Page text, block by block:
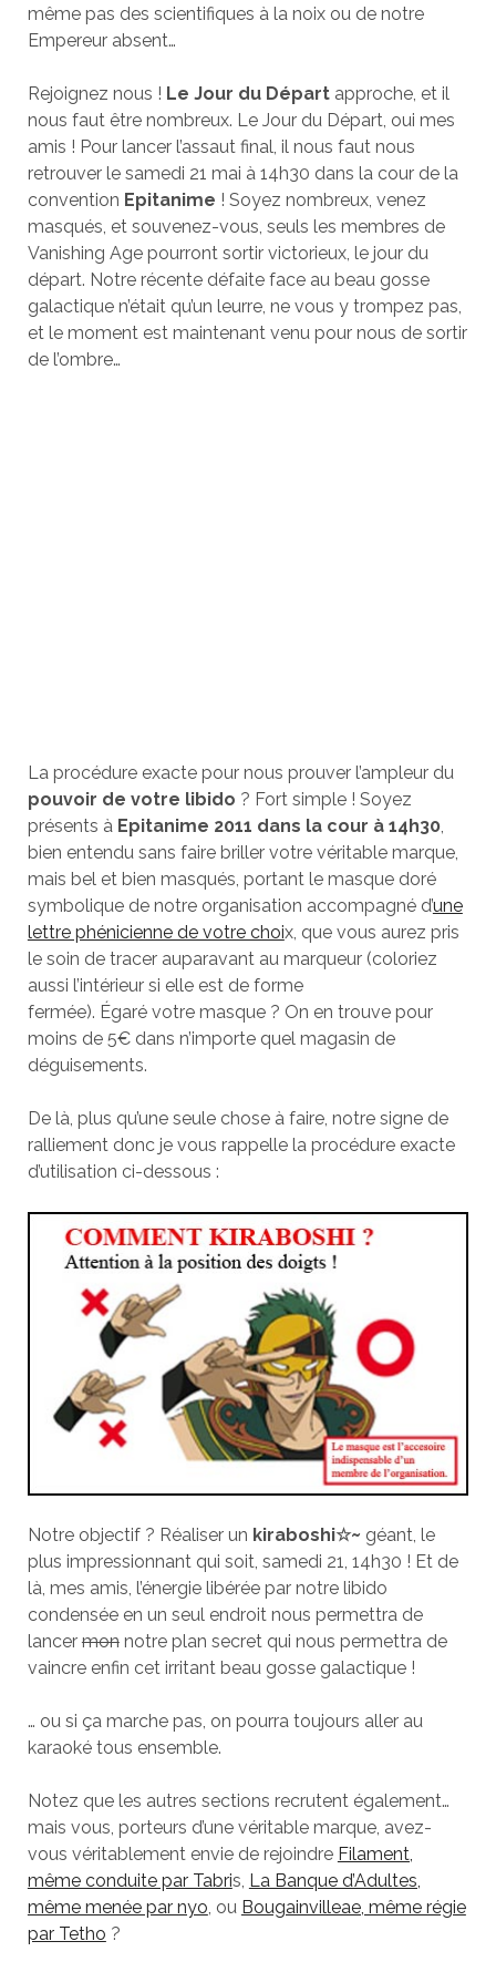
même pas des scientifiques à la noix ou de notre
Empereur absent…
Rejoignez nous ! Le Jour du Départapproche, et il
nous faut être nombreux. Le Jour du Départ, oui mes
amis ! Pour lancer l’assaut final, il nous faut nous
retrouver le samedi 21 mai à 14h30 dans la cour de la
convention Epitanime ! Soyez nombreux, venez
masqués, et souvenez-vous, seuls les membres de
Vanishing Age pourront sortir victorieux, le jour du
départ. Notre récente défaite face au beau gosse
galactique n’était qu’un leurre, ne vous y trompez pas,
et le moment est maintenant venu pour nous de sortir
de l’ombre…
La procédure exacte pour nous prouver l’ampleur du
pouvoir de votre libido ? Fort simple ! Soyez
présents à Epitanime 2011 dans la cour à 14h30,
bien entendu sans faire briller votre véritable marque,
mais bel et bien masqués, portant le masque doré
symbolique de notre organisation accompagné d’une
lettre phénicienne de votre choix, que vous aurez pris
le soin de tracer auparavant au marqueur (coloriez
aussi l’intérieur si elle est de forme
fermée). Égaré votre masque ? On en trouve pour
moins de 5€ dans n’importe quel magasin de
déguisements.
De là, plus qu’une seule chose à faire, notre signe de
ralliement donc je vous rappelle la procédure exacte
d’utilisation ci-dessous :
Notre objectif ? Réaliser un kiraboshi☆~ géant, le
plus impressionnant qui soit, samedi 21, 14h30 ! Et de
là, mes amis, l’énergie libérée par notre libido
condensée en un seul endroit nous permettra de
lancermonnotre plan secret qui nous permettra de
vaincre enfin cet irritant beau gosse galactique !
… ou si ça marche pas, on pourra toujours aller au
karaoké tous ensemble.
Notez que les autres sections recrutent également…
mais vous, porteurs d’une véritable marque, avez-
vous véritablement envie de rejoindre Filament,
même conduite par Tabris, La Banque d’Adultes,
même menée par nyo, ou Bougainvilleae, même régie
par Tetho ?